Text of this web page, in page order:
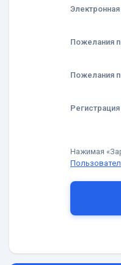
Электронная
Пожелания
Пожелания
Нажимая